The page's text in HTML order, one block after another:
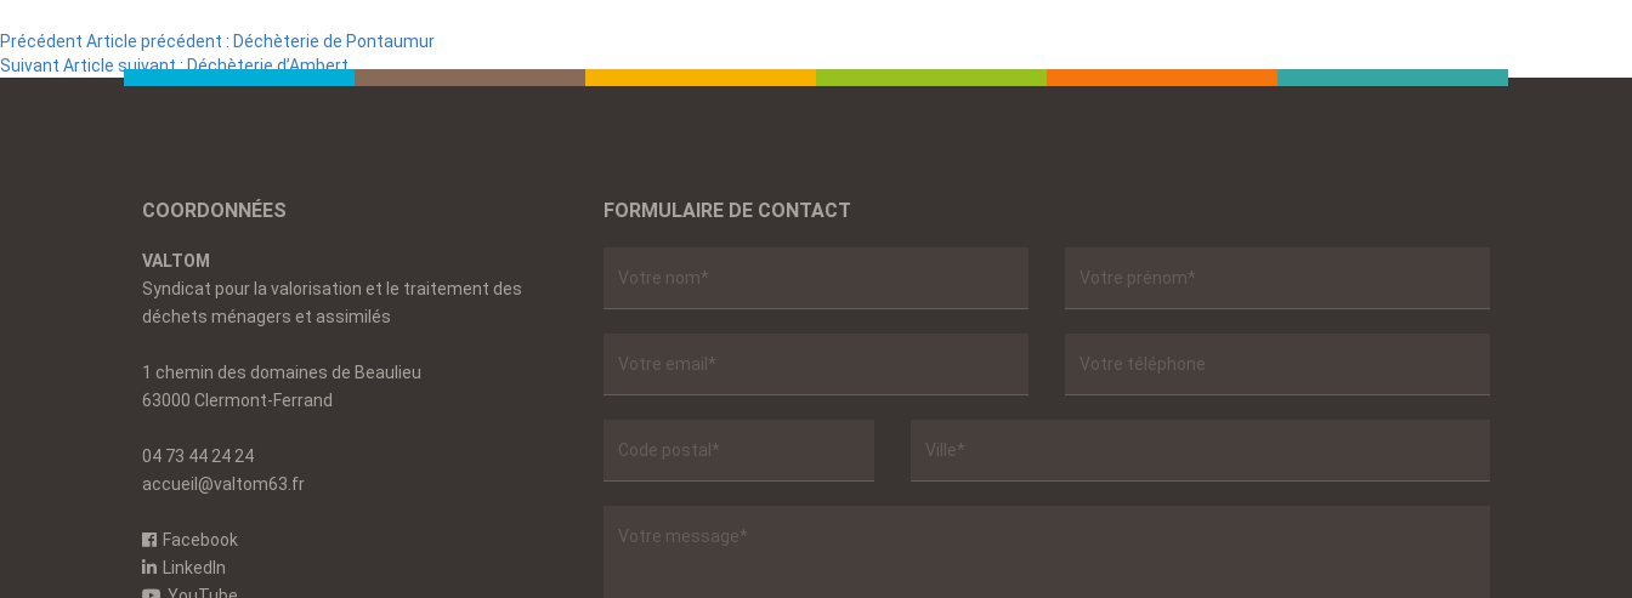
Précédent Article précédent : Déchèterie de Pontaumur
Suivant Article suivant :Déchèterie d’Ambert
COORDONNÉES
VALTOM
Syndicat pour la valorisation et le traitement des
déchets ménagers et assimilés
1 chemin des domaines de Beaulieu
63000 Clermont-Ferrand
04 73 44 24 24
accueil@valtom63.fr
Facebook
LinkedIn
FORMULAIRE DE CONTACT